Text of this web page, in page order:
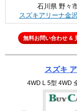
石川県 野々
スズキアリーナ金
無料お問い合わせ &
スズキ
4WD L 5型 4WD